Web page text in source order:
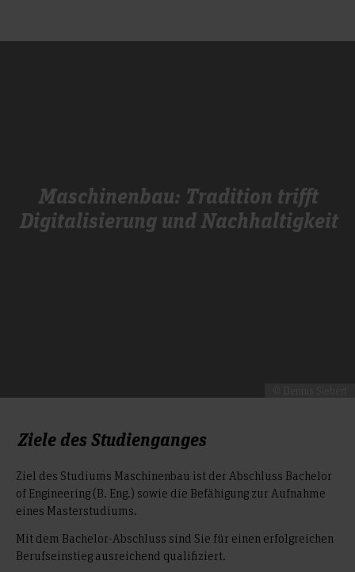
Maschinenbau: Tradition trifft
Digitalisierung und Nachhaltigkeit
Ziele des Studienganges
Ziel des Studiums Maschinenbau ist der Abschluss Bachelor
of Engineering (B. Eng.) sowie die Befähigung zur Aufnahme
eines Masterstudiums.
Mit dem Bachelor-Abschluss sind Sie für einen erfolgreichen
Berufseinstieg ausreichend qualifiziert.